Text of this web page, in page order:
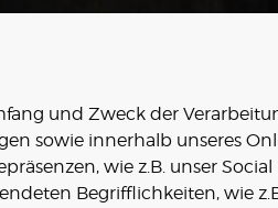
und Zweck der
sowie innerhalb unseres
wie z.B. unser
Begrifflichkeiten, wie